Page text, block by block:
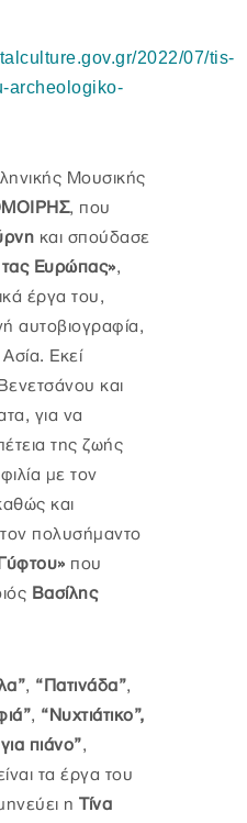
2022/07/tis-
archeologiko-
Μουσικής
, που
και σπούδασε
τας Ευρώπας»,
έργα του,
αυτοβιογραφία,
Εκεί
και
για να
της ζωής
με τον
και
πολυσήμαντο
που
Βασίλης
, “Πατινάδα”,
, “Νυχτιάτικο”,
πιάνο”,
τα έργα του
η Τίνα